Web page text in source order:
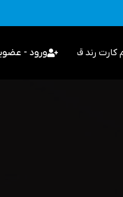
کارت رند قیمت گذاریورود -